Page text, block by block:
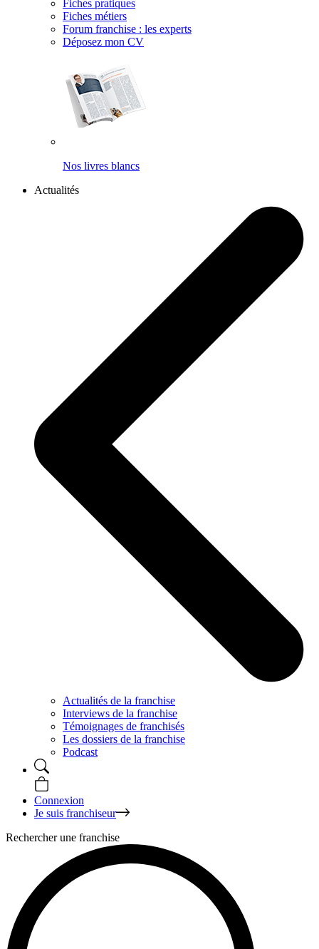
Fiches pratiques
Fiches métiers
Forum franchise : les experts
Déposez mon CV
Nos livres blancs
Actualités
Actualités de la franchise
Interviews de la franchise
Témoignages de franchisés
Les dossiers de la franchise
Podcast
Connexion
Je suis franchiseur
Rechercher une franchise